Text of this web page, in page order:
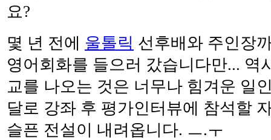
요?
몇 년 전에 울톨릭 선후배와 주인장
영어회화를 들으러 갔습니다만... 역
교를 나오는 것은 너무나 힘겨운 일
달로 강좌 후 평가인터뷰에 참석할
슬픈 전설이 내려옵니다. ㅡ.ㅜ